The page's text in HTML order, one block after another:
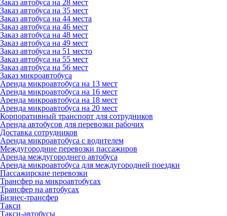
Заказ автобуса на 28 мест
Заказ автобуса на 35 мест
Заказ автобуса на 44 места
Заказ автобуса на 46 мест
Заказ автобуса на 48 мест
Заказ автобуса на 49 мест
Заказ автобуса на 51 место
Заказ автобуса на 55 мест
Заказ автобуса на 56 мест
Заказ микроавтобуса
Аренда микроавтобуса на 13 мест
Аренда микроавтобуса на 16 мест
Аренда микроавтобуса на 18 мест
Аренда микроавтобуса на 20 мест
Корпоративный транспорт для сотрудников
Аренда автобусов для перевозки рабочих
Доставка сотрудников
Аренда микроавтобуса с водителем
Междугородние перевозки пассажиров
Аренда междугороднего автобуса
Аренда микроавтобуса для междугородней поездки
Пассажирские перевозки
Трансфер на микроавтобусах
Трансфер на автобусах
Бизнес-трансфер
Такси
Такси-автобусы